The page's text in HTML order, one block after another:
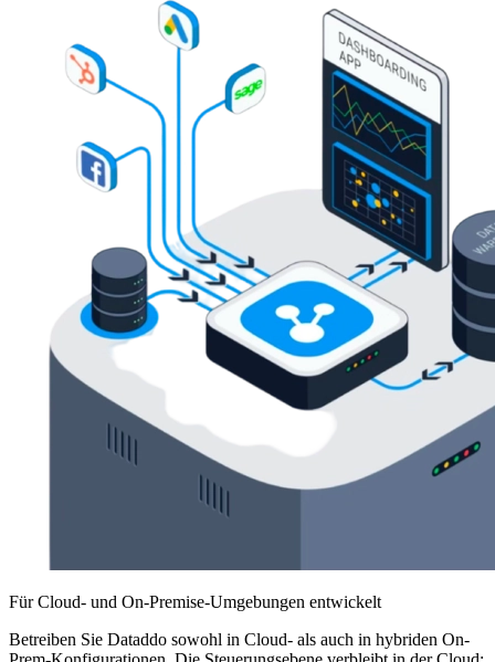
Für Cloud- und On-Premise-Umgebungen entwickelt
Betreiben Sie Dataddo sowohl in Cloud- als auch in hybriden On-